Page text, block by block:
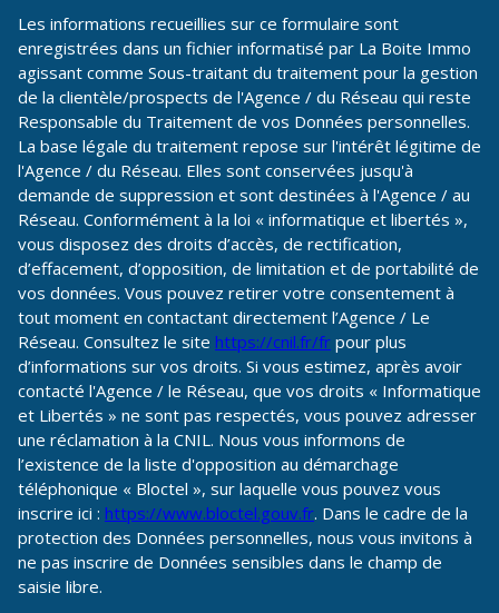
Les informations recueillies sur ce formulaire sont
enregistrées dans un fichier informatisé par La Boite Immo
agissant comme Sous-traitant du traitement pour la gestion
de la clientèle/prospects de l'Agence / du Réseau qui reste
Responsable du Traitement de vos Données personnelles.
La base légale du traitement repose sur l'intérêt légitime de
l'Agence / du Réseau. Elles sont conservées jusqu'à
demande de suppression et sont destinées à l'Agence / au
Réseau. Conformément à la loi « informatique et libertés »,
vous disposez des droits d’accès, de rectification,
d’effacement, d’opposition, de limitation et de portabilité de
vos données. Vous pouvez retirer votre consentement à
tout moment en contactant directement l’Agence / Le
Réseau. Consultez le site https://cnil.fr/fr pour plus
d’informations sur vos droits. Si vous estimez, après avoir
contacté l'Agence / le Réseau, que vos droits « Informatique
et Libertés » ne sont pas respectés, vous pouvez adresser
une réclamation à la CNIL. Nous vous informons de
l’existence de la liste d'opposition au démarchage
téléphonique « Bloctel », sur laquelle vous pouvez vous
inscrire ici : https://www.bloctel.gouv.fr. Dans le cadre de la
protection des Données personnelles, nous vous invitons à
ne pas inscrire de Données sensibles dans le champ de
saisie libre.